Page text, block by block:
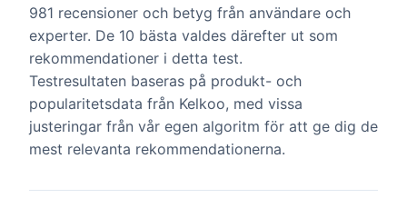
981 recensioner och betyg från användare och
experter. De 10 bästa valdes därefter ut som
rekommendationer i detta test.
Testresultaten baseras på produkt- och
popularitetsdata från Kelkoo, med vissa
justeringar från vår egen algoritm för att ge dig de
mest relevanta rekommendationerna.